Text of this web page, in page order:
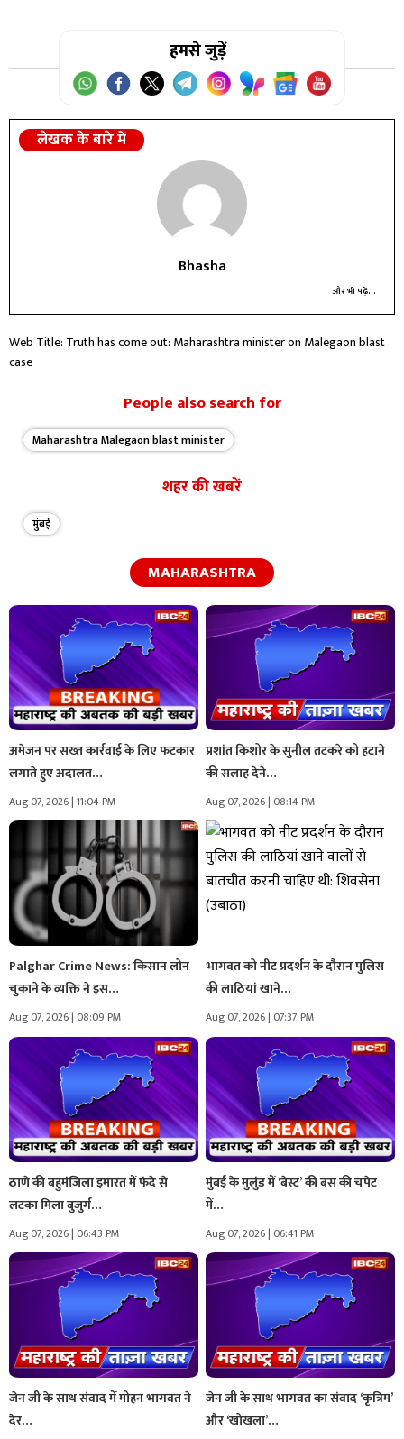
हमसे जुड़ें
लेखक के बारे में
Bhasha
और भी पढ़ें...
Web Title: Truth has come out: Maharashtra minister on Malegaon blast
case
People also search for
Maharashtra Malegaon blast minister
शहर की खबरें
मुंबई
MAHARASHTRA
अमेजन पर सख्त कार्रवाई के लिए फटकार
लगाते हुए अदालत…
Aug 07, 2026 | 11:04 PM
प्रशांत किशोर के सुनील तटकरे को हटाने
की सलाह देने…
Aug 07, 2026 | 08:14 PM
Palghar Crime News: किसान लोन
चुकाने के व्यक्ति ने इस…
Aug 07, 2026 | 08:09 PM
भागवत को नीट प्रदर्शन के दौरान पुलिस
की लाठियां खाने…
Aug 07, 2026 | 07:37 PM
ठाणे की बहुमंजिला इमारत में फंदे से
लटका मिला बुजुर्ग…
Aug 07, 2026 | 06:43 PM
मुंबई के मुलुंड में ‘बेस्ट’ की बस की चपेट
में…
Aug 07, 2026 | 06:41 PM
जेन जी के साथ संवाद में मोहन भागवत ने
देर…
जेन जी के साथ भागवत का संवाद ‘कृत्रिम’
और ‘खोखला’…